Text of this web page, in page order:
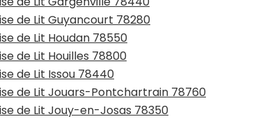
de Lit Guyancourt 78280
de Lit Houdan 78550
de Lit Houilles 78800
de Lit Issou 78440
de Lit Jouars-Pontchartrain 78760
de Lit Jouy-en-Josas 78350